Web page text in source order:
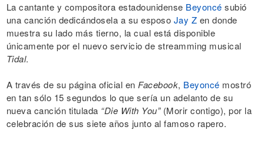
La cantante y compositora estadounidense Beyoncé subió
una canción dedicándosela a su esposo Jay Z en donde
muestra su lado más tierno, la cual está disponible
únicamente por el nuevo servicio de streamming musical
Tidal.
A través de su página oficial en Facebook, Beyoncé mostró
en tan sólo 15 segundos lo que sería un adelanto de su
nueva canción titulada “Die With You”(Morir contigo), por la
celebración de sus siete años junto al famoso rapero.